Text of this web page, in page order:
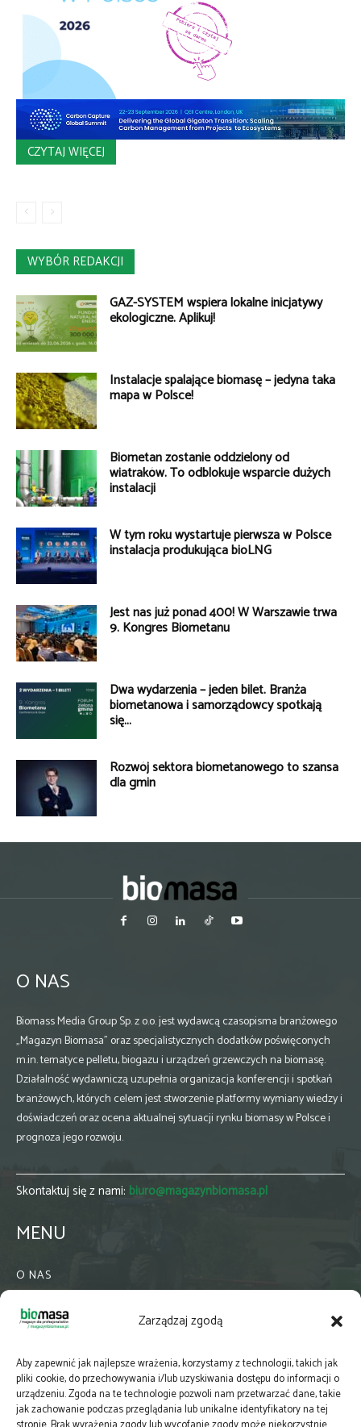
Zarządzaj zgodą
Aby zapewnić jak najlepsze wrażenia, korzystamy z technologii, takich jak
pliki cookie, do przechowywania i/lub uzyskiwania dostępu do informacji o
urządzeniu. Zgoda na te technologie pozwoli nam przetwarzać dane, takie
jak zachowanie podczas przeglądania lub unikalne identyfikatory na tej
CZYTAJ WIĘCEJ
WYBÓR REDAKCJI
GAZ-SYSTEM wspiera lokalne inicjatywy
ekologiczne. Aplikuj!
Instalacje spalające biomasę – jedyna taka
mapa w Polsce!
Biometan zostanie oddzielony od
wiatraków. To odblokuje wsparcie dużych
instalacji
W tym roku wystartuje pierwsza w Polsce
instalacja produkująca bioLNG
Jest nas już ponad 400! W Warszawie trwa
9. Kongres Biometanu
Dwa wydarzenia – jeden bilet. Branża
biometanowa i samorządowcy spotkają
się...
Rozwój sektora biometanowego to szansa
dla gmin
O NAS
Biomass Media Group Sp. z o.o. jest wydawcą czasopisma branżowego
„Magazyn Biomasa” oraz specjalistycznych dodatków poświęconych
m.in. tematyce pelletu, biogazu i urządzeń grzewczych na biomasę.
Działalność wydawniczą uzupełnia organizacja konferencji i spotkań
branżowych, których celem jest stworzenie platformy wymiany wiedzy i
doświadczeń oraz ocena aktualnej sytuacji rynku biomasy w Polsce i
prognoza jego rozwoju.
Skontaktuj się z nami: biuro@magazynbiomasa.pl
MENU
O NAS
WSPÓŁPRACA
PRENUMERATA
NEWSLETTER
MAPY